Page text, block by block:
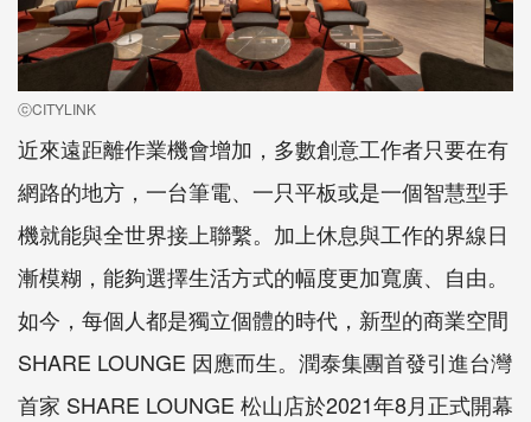
ⓒCITYLINK
近來遠距離作業機會增加，多數創意工作者只要在有
網路的地方，一台筆電、一只平板或是一個智慧型手
機就能與全世界接上聯繫。加上休息與工作的界線日
漸模糊，能夠選擇生活方式的幅度更加寬廣、自由。
如今，每個人都是獨立個體的時代，新型的商業空間
SHARE LOUNGE 因應而生。潤泰集團首發引進台灣
首家 SHARE LOUNGE 松山店於2021年8月正式開幕